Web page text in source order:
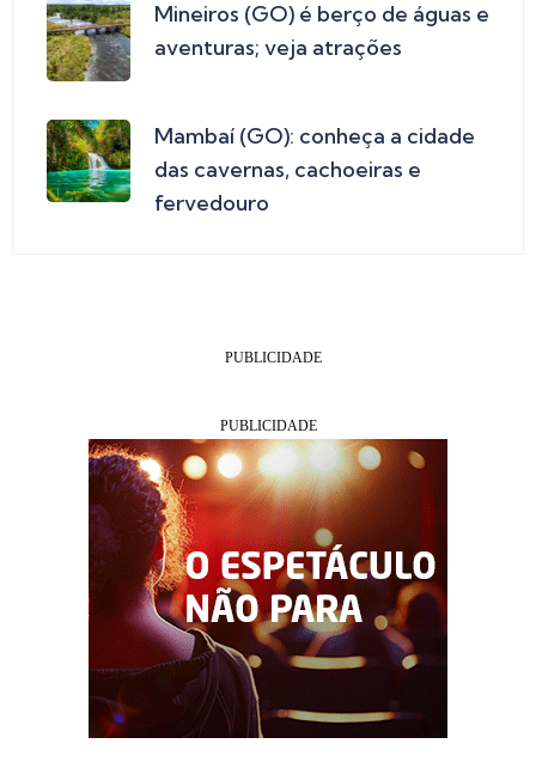
Mineiros (GO) é berço de águas e
aventuras; veja atrações
Mambaí (GO): conheça a cidade
das cavernas, cachoeiras e
fervedouro